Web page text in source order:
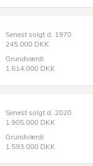
Senest solgt d. 1970
245.000 DKK
Grundværdi
1.614.000 DKK
Senest solgt d. 2020
1.905.000 DKK
Grundværdi
1.593.000 DKK